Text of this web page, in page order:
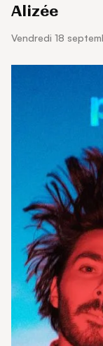
Alizée
vendredi 18